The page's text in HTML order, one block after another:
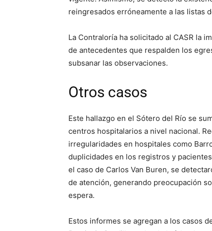
reingresados erróneamente a las listas
La Contraloría ha solicitado al CASR la
de antecedentes que respalden los
subsanar las observaciones.
Otros casos
Este hallazgo en el Sótero del Río se
centros hospitalarios a nivel nacional.
irregularidades en hospitales como
duplicidades en los registros y
el caso de Carlos Van Buren, se
de atención, generando preocupación
espera.
Estos informes se agregan a los casos